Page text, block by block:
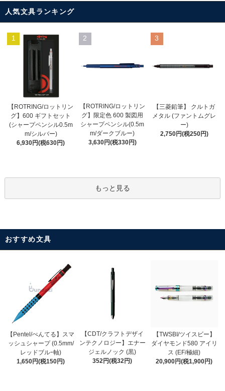
人気文具ランキング
1
【ROTRING/ロットリン
グ】600 ギフトセット
(シャープペンシル0.5m
m/シルバー)
6,930円(税630円)
2
【ROTRING/ロットリン
グ】限定色 600 製図用
シャープペンシル(0.5m
m/ダークブルー)
3,630円(税330円)
3
【三菱鉛筆】 クルトガ
メタル (ファントムグレ
ー)
2,750円(税250円)
もっと見る
おすすめ文具
【Pentel/ぺんてる】スマ
ッシュシャープ (0.5mm/
レッドブルｰ軸)
1,650円(税150円)
【CDT/クラフトデザイ
ンテクノロジー】エナー
ジェルノック (黒)
352円(税32円)
【TWSBI/ツイスビー】
ダイヤモンド580 アイリ
ス (EF/極細)
20,900円(税1,900円)